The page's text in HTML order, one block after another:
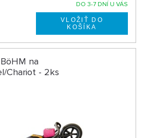
DO 3-7 DNÍ U VÁS
na
Chariot - 2ks